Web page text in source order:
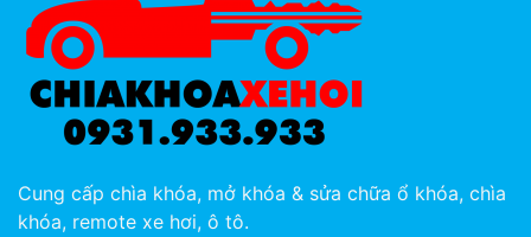
Cung cấp chìa khóa, mở khóa & sửa chữa ổ khóa, chìa
khóa, remote xe hơi, ô tô.